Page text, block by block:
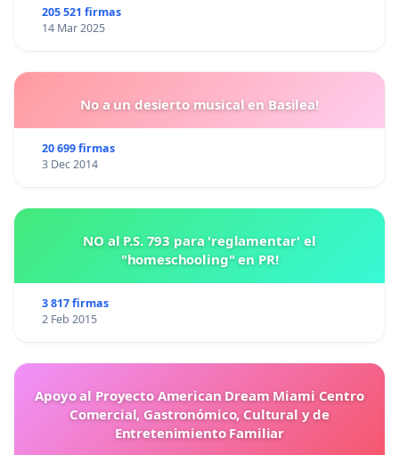
205 521 firmas
14 Mar 2025
No a un desierto musical en Basilea!
20 699 firmas
3 Dec 2014
NO al P.S. 793 para 'reglamentar' el
"homeschooling" en PR!
3 817 firmas
2 Feb 2015
Apoyo al Proyecto American Dream Miami Centro
Comercial, Gastronómico, Cultural y de
Entretenimiento Familiar